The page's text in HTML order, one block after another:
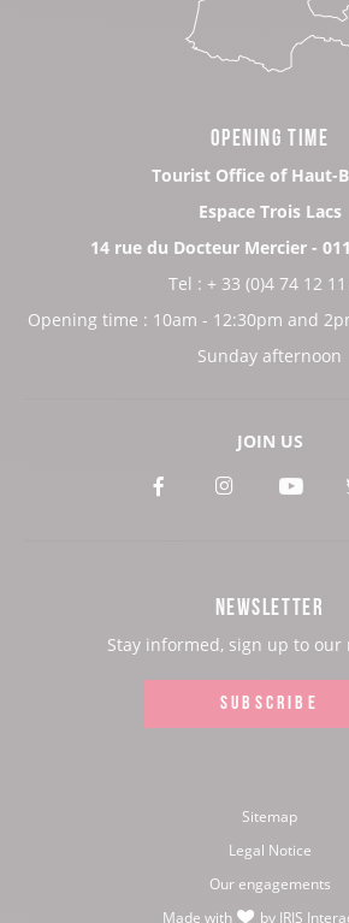
OPENING TIME
Tourist Office of Haut-
Espace Trois Lacs
14 rue du Docteur Mercier -
Tel : + 33 (0)4 74 12
Opening time : 10am - 12:30pm and
Sunday afternoon
JOIN US
See
See See
NEWSLETTER
Stay informed, sign up to our
SUBSCRIBE
Sitemap
Legal Notice
Our engagements
Made with
by IRIS